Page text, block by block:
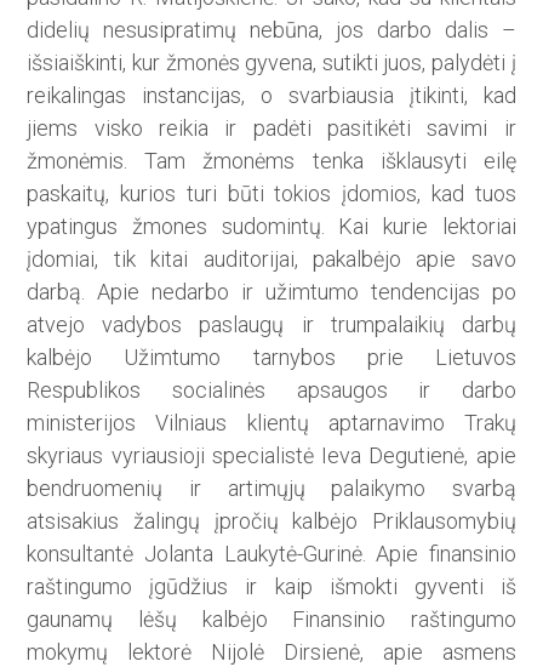
didelių nesusipratimų nebūna, jos darbo dalis –
išsiaiškinti, kur žmonės gyvena, sutikti juos, palydėti į
reikalingas instancijas, o svarbiausia įtikinti, kad
jiems visko reikia ir padėti pasitikėti savimi ir
žmonėmis. Tam žmonėms tenka išklausyti eilę
paskaitų, kurios turi būti tokios įdomios, kad tuos
ypatingus žmones sudomintų. Kai kurie lektoriai
įdomiai, tik kitai auditorijai, pakalbėjo apie savo
darbą. Apie nedarbo ir užimtumo tendencijas po
atvejo vadybos paslaugų ir trumpalaikių darbų
kalbėjo Užimtumo tarnybos prie Lietuvos
Respublikos socialinės apsaugos ir darbo
ministerijos Vilniaus klientų aptarnavimo Trakų
skyriaus vyriausioji specialistė Ieva Degutienė, apie
bendruomenių ir artimųjų palaikymo svarbą
atsisakius žalingų įpročių kalbėjo Priklausomybių
konsultantė Jolanta Laukytė-Gurinė. Apie finansinio
raštingumo įgūdžius ir kaip išmokti gyventi iš
gaunamų lėšų kalbėjo Finansinio raštingumo
mokymų lektorė Nijolė Dirsienė, apie asmens